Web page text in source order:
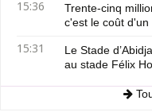
15:36
Trente-cinq
c'est le coût
15:31
Le Stade
au stade Félix